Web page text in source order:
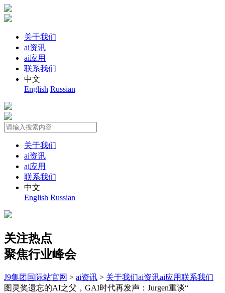
关于我们
ai资讯
ai应用
联系我们
中文
English Russian
关于我们
ai资讯
ai应用
联系我们
中文
English Russian
关注热点
聚焦行业峰会
J9集团国际站官网 > ai资讯 > 关于我们ai资讯ai应用联系我们
图灵奖遗忘的AI之父，GAI时代再发声：Jurgen重谈“